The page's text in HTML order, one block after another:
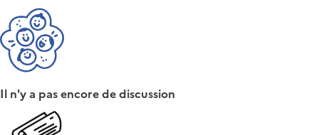
Il n'y a pas encore de discussion